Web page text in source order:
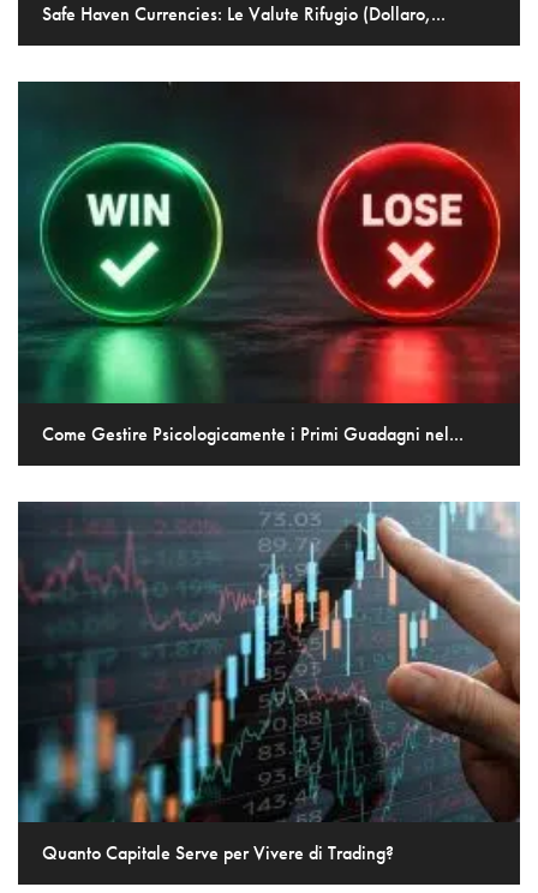
Safe Haven Currencies: Le Valute Rifugio (Dollaro,...
Come Gestire Psicologicamente i Primi Guadagni nel...
Quanto Capitale Serve per Vivere di Trading?